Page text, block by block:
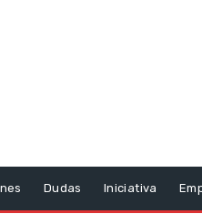
Dudas Iniciativa